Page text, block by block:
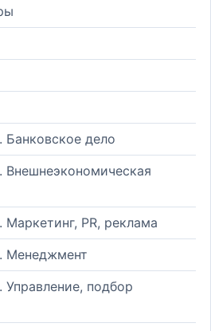
Банковское дело
Внешнеэкономическая
PR, реклама
Менеджмент
Управление, подбор